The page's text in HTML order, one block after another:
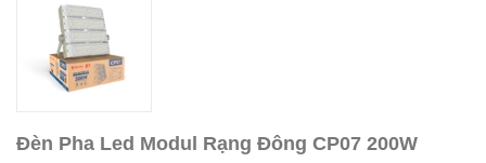
Đèn Pha Led Modul Rạng Đông CP07 200W